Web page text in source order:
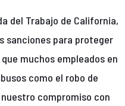
del Trabajo de California,
sanciones para proteger
muchos empleados en
como el robo de
compromiso con